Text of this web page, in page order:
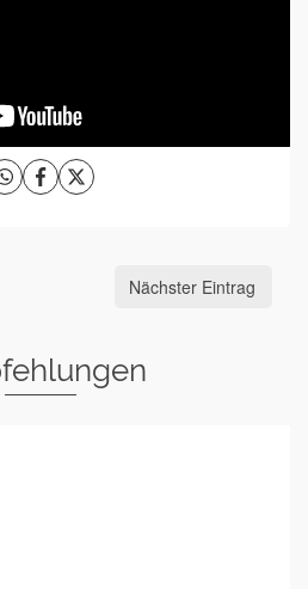
Nächster Eintrag